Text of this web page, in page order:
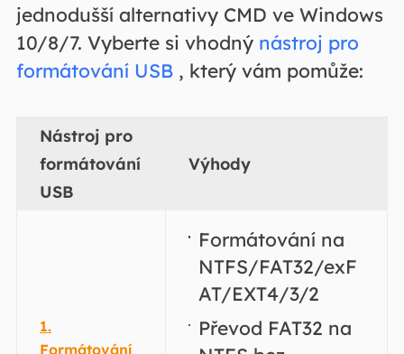
jednodušší alternativy CMD ve Windows
10/8/7. Vyberte si vhodný nástroj pro
formátování USB, který vám pomůže:
Nástroj pro
formátování
USB
Výhody
1.
Formátování
Formátování na
NTFS/FAT32/exF
AT/EXT4/3/2
Převod FAT32 na